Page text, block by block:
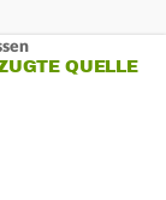
QUELLE